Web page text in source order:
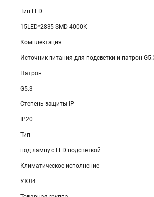
Тип LED
15LED*2835 SMD 4000K
Комплектация
Источник питания для подсветки и патрон
Патрон
G5.3
Степень защиты IP
IP20
Тип
под лампу с LED подсветкой
Климатическое исполнение
УХЛ4